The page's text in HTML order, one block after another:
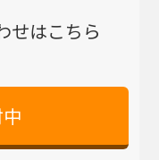
せはこちら